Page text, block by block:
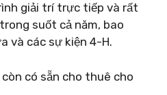
giải trí trực tiếp và rất
suốt cả năm, bao
và các sự kiện 4-H.
có sẵn cho thuê cho